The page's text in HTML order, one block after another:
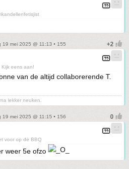
19 mei 2025 @ 11:13 • 155
Kijk eens aan!
van de altijd collaborerende T.
lekker neuken.
19 mei 2025 @ 11:15 • 156
voor op de BBQ
weer 5e ofzo